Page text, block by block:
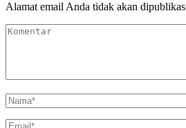
Alamat email Anda tidak akan